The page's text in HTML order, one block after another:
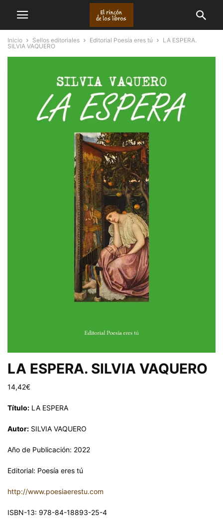
Inicio Sellos editoriales Editorial Poesía eres tú
LA ESPERA.
SILVIA VAQUERO
LA ESPERA. SILVIA VAQUERO
14,42€
Título: LA ESPERA
Autor: SILVIA VAQUERO
Año de Publicación: 2022
Editorial: Poesía eres tú
http://www.poesiaerestu.com
ISBN-13: 978-84-18893-25-4